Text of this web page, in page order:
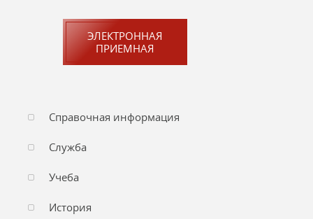
ЭЛЕКТРОННАЯ
ПРИЕМНАЯ
Справочная информация
Служба
Учеба
История